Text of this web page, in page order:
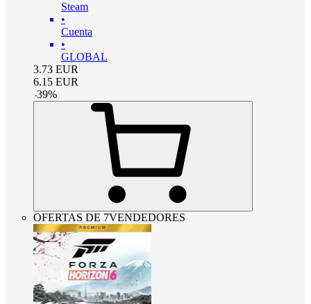
Steam
•
Cuenta
•
GLOBAL
3.73 EUR
6.15 EUR
-39%
OFERTAS DE 7VENDEDORES